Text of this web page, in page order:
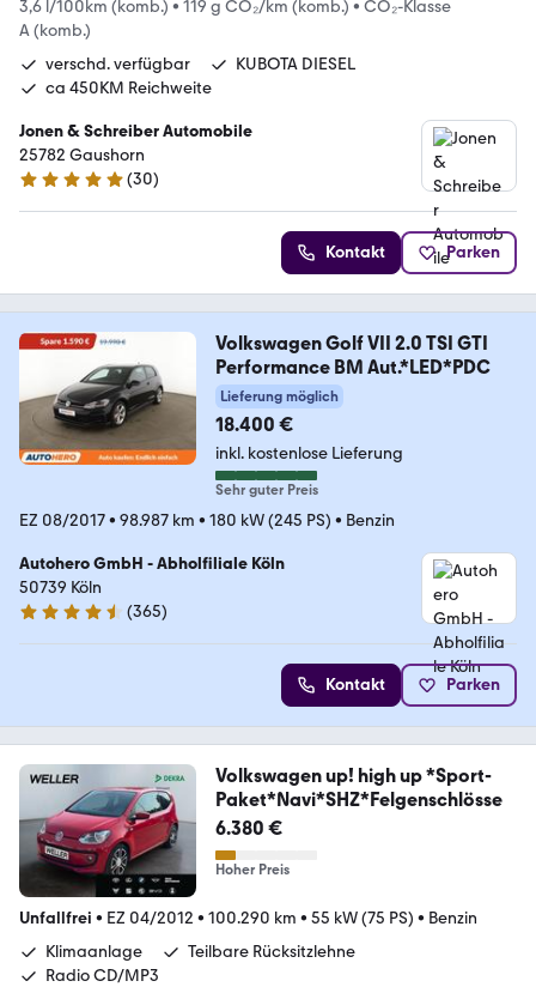
3,6 l/100km (komb.) • 119 g CO₂/km (komb.) • CO₂-Klasse
A (komb.)
verschd. verfügbar
KUBOTA DIESEL
ca 450KM Reichweite
Jonen & Schreiber Automobile
25782 Gaushorn
5 Sterne
(30)
Kontakt Parken
Volkswagen Golf VII 2.0 TSI GTI
Performance BM Aut.*LED*PDC
Lieferung möglich
18.400 €
inkl. kostenlose Lieferung
Sehr guter Preis
EZ 08/2017• 98.987 km • 180 kW (245 PS) • Benzin
Autohero GmbH - Abholfiliale Köln
50739 Köln
4.6 Sterne
(365)
Kontakt Parken
Volkswagen up! high up *Sport-
Paket*Navi*SHZ*Felgenschlösse
6.380 €
Hoher Preis
Unfallfrei • EZ 04/2012 • 100.290 km • 55 kW (75 PS) • Benzin
Klimaanlage
Teilbare Rücksitzlehne
Radio CD/MP3